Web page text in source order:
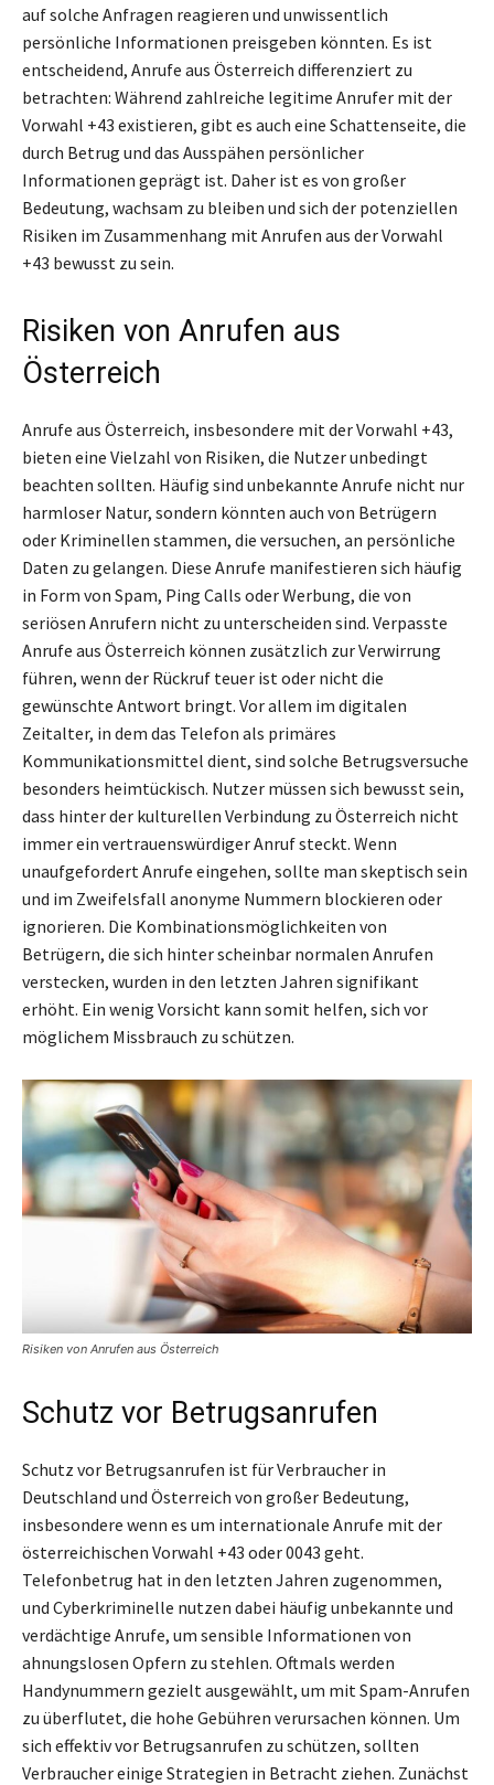
auf solche Anfragen reagieren und unwissentlich
persönliche Informationen preisgeben könnten. Es ist
entscheidend, Anrufe aus Österreich differenziert zu
betrachten: Während zahlreiche legitime Anrufer mit der
Vorwahl +43 existieren, gibt es auch eine Schattenseite, die
durch Betrug und das Ausspähen persönlicher
Informationen geprägt ist. Daher ist es von großer
Bedeutung, wachsam zu bleiben und sich der potenziellen
Risiken im Zusammenhang mit Anrufen aus der Vorwahl
+43 bewusst zu sein.
Risiken von Anrufen aus
Österreich
Anrufe aus Österreich, insbesondere mit der Vorwahl +43,
bieten eine Vielzahl von Risiken, die Nutzer unbedingt
beachten sollten. Häufig sind unbekannte Anrufe nicht nur
harmloser Natur, sondern könnten auch von Betrügern
oder Kriminellen stammen, die versuchen, an persönliche
Daten zu gelangen. Diese Anrufe manifestieren sich häufig
in Form von Spam, Ping Calls oder Werbung, die von
seriösen Anrufern nicht zu unterscheiden sind. Verpasste
Anrufe aus Österreich können zusätzlich zur Verwirrung
führen, wenn der Rückruf teuer ist oder nicht die
gewünschte Antwort bringt. Vor allem im digitalen
Zeitalter, in dem das Telefon als primäres
Kommunikationsmittel dient, sind solche Betrugsversuche
besonders heimtückisch. Nutzer müssen sich bewusst sein,
dass hinter der kulturellen Verbindung zu Österreich nicht
immer ein vertrauenswürdiger Anruf steckt. Wenn
unaufgefordert Anrufe eingehen, sollte man skeptisch sein
und im Zweifelsfall anonyme Nummern blockieren oder
ignorieren. Die Kombinationsmöglichkeiten von
Betrügern, die sich hinter scheinbar normalen Anrufen
verstecken, wurden in den letzten Jahren signifikant
erhöht. Ein wenig Vorsicht kann somit helfen, sich vor
möglichem Missbrauch zu schützen.
Risiken von Anrufen aus Österreich
Schutz vor Betrugsanrufen
Schutz vor Betrugsanrufen ist für Verbraucher in
Deutschland und Österreich von großer Bedeutung,
insbesondere wenn es um internationale Anrufe mit der
österreichischen Vorwahl +43 oder 0043 geht.
Telefonbetrug hat in den letzten Jahren zugenommen,
und Cyberkriminelle nutzen dabei häufig unbekannte und
verdächtige Anrufe, um sensible Informationen von
ahnungslosen Opfern zu stehlen. Oftmals werden
Handynummern gezielt ausgewählt, um mit Spam-Anrufen
zu überflutet, die hohe Gebühren verursachen können. Um
sich effektiv vor Betrugsanrufen zu schützen, sollten
Verbraucher einige Strategien in Betracht ziehen. Zunächst